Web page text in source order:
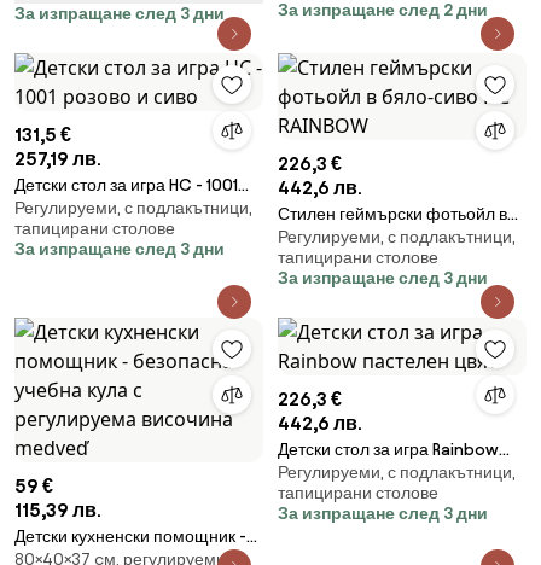
За изпращане след 3 дни
За изпращане след 2 дни
131,5 €
257,19 лв.
Детски стол за игра HC - 1001
розово и сиво
Регулируеми, с подлакътници,
тапицирани столове
За изпращане след 3 дни
226,3 €
442,6 лв.
Стилен геймърски фотьойл в
бяло-сиво HC RAINBOW
Регулируеми, с подлакътници,
тапицирани столове
За изпращане след 3 дни
59 €
115,39 лв.
Детски кухненски помощник -
безопасна учебна кула с
80×40×37 cм, регулируеми,
226,3 €
442,6 лв.
Детски стол за игра Rainbow
пастелен цвят
Регулируеми, с подлакътници,
тапицирани столове
За изпращане след 3 дни